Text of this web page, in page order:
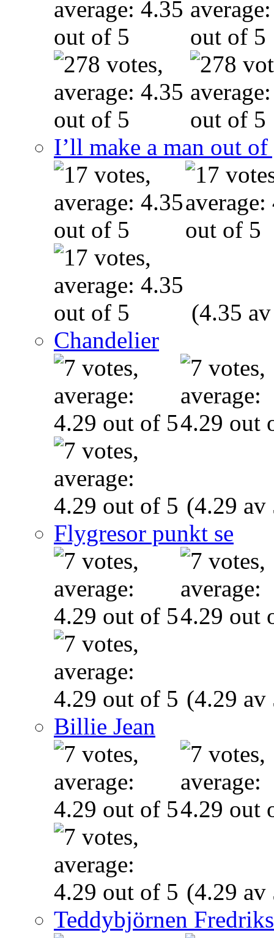
I’ll make a man out
(4.35
Chandelier
(4.29 av
Flygresor punkt se
(4.29 av
Billie Jean
(4.29 av
Teddybjörnen